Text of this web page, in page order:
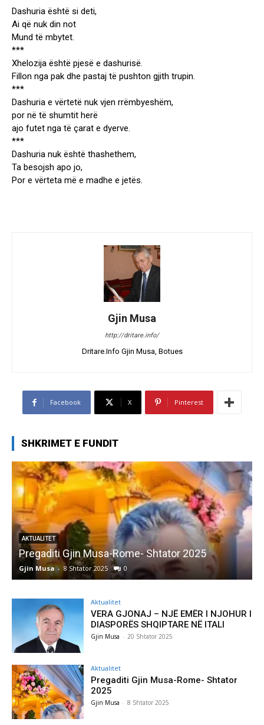
Dashuria është si deti,
Ai që nuk din not
Mund të mbytet.
***
Xhelozija është pjesë e dashurisë.
Fillon nga pak dhe pastaj të pushton gjith trupin.
***
Dashuria e vërtetë nuk vjen rrëmbyeshëm,
por në të shumtit herë
ajo futet nga të çarat e dyerve.
***
Dashuria nuk është thashethem,
Ta besojsh apo jo,
Por e vërteta më e madhe e jetës.
Gjin Musa
http://dritare.info/
Dritare.Info Gjin Musa, Botues
Facebook X Pinterest
SHKRIMET E FUNDIT
AKTUALITET
Pregaditi Gjin Musa-Rome- Shtator 2025
Gjin Musa - 8 Shtator 2025 0
Aktualitet
VERA GJONAJ – NJË EMËR I NJOHUR I
DIASPORËS SHQIPTARE NË ITALI
Gjin Musa - 20 Shtator 2025
Aktualitet
Pregaditi Gjin Musa-Rome- Shtator
2025
Gjin Musa - 8 Shtator 2025